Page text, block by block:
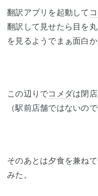
翻訳アプリを起動して
翻訳して見せたら目を
を見るようでまぁ面白
この辺りでコメダは閉
（駅前店舗ではないの
そのあとは夕食を兼ね
みた。